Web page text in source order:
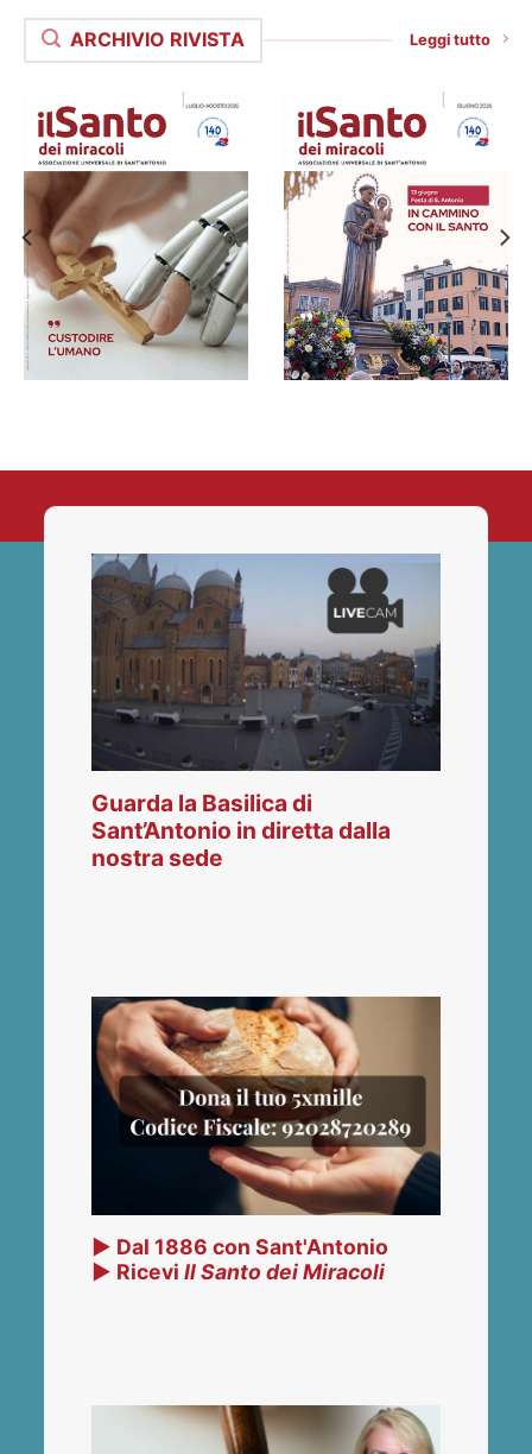
ARCHIVIO RIVISTA Leggi tutto
Guarda la Basilica di
Sant’Antonio in diretta dalla
nostra sede
▶ Dal 1886 con Sant'Antonio
▶ RiceviIl Santo dei Miracoli